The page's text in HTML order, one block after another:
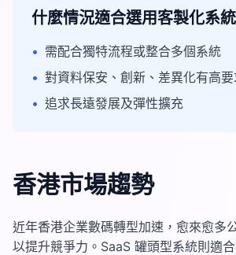
什麼情況適合選用客製化系
• 需配合獨特流程或整合多個系統
• 對資料保安、創新、差異化有高
• 追求長遠發展及彈性擴充
香港市場趨勢
近年香港企業數碼轉型加速，愈來愈多
以提升競爭力。SaaS 罐頭型系統則適